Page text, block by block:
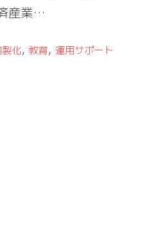
産業…
製化, 教育, 運用サポート